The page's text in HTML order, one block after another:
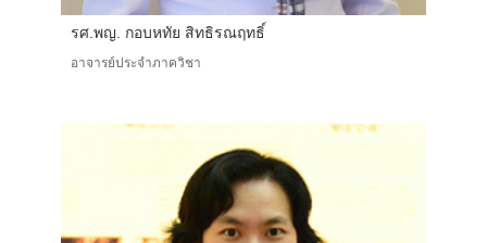
รศ.พญ. กอบหทัย สิทธิรณฤทธิ์
อาจารย์ประจำภาควิชา